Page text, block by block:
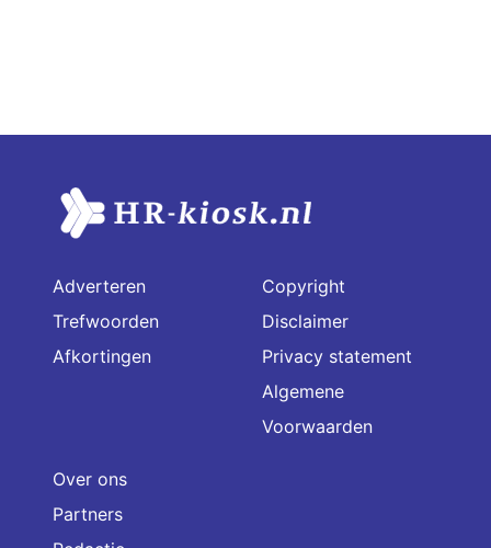
Adverteren
Trefwoorden
Afkortingen
Copyright
Disclaimer
Privacy statement
Algemene
Voorwaarden
Over ons
Partners